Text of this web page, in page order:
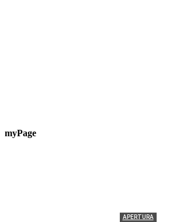
myPage
APERTURA